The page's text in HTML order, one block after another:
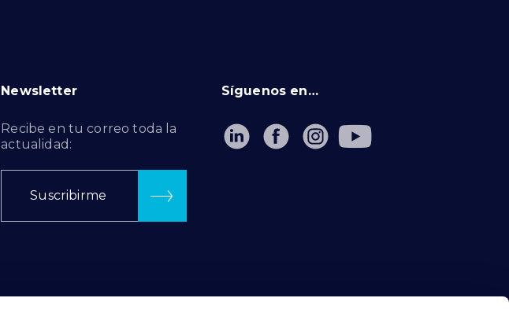
Newsletter
Recibe en tu correo toda la
actualidad:
Suscribirme
Síguenos en…